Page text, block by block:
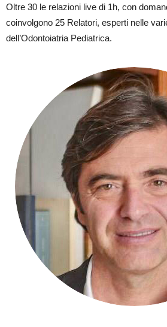
Oltre 30 le relazioni live di 1h, con
coinvolgono 25 Relatori, esperti nelle
dell’Odontoiatria Pediatrica.